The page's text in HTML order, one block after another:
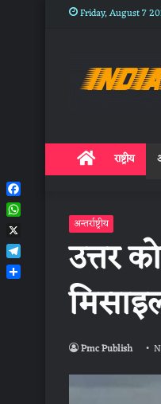
Friday, August 7
Homeराष्ट्रीय
अन्तर्राष्ट्रीय
उत्तर
Pmc Publish
Facebook
WhatsApp
X
Telegram